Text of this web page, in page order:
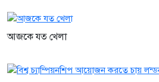
আজকে যত খেলা